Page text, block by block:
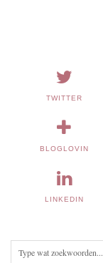
TWITTER
BLOGLOVIN
LINKEDIN